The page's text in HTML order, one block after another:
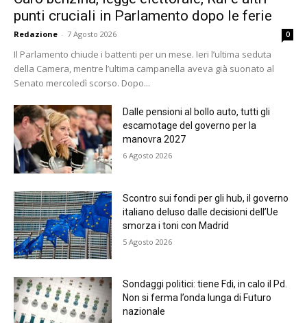
punti cruciali in Parlamento dopo le ferie
Redazione - 7 Agosto 2026 0
Il Parlamento chiude i battenti per un mese. Ieri l’ultima seduta
della Camera, mentre l’ultima campanella aveva già suonato al
Senato mercoledì scorso. Dopo...
Dalle pensioni al bollo auto, tutti gli
escamotage del governo per la
manovra 2027
6 Agosto 2026
Scontro sui fondi per gli hub, il governo
italiano deluso dalle decisioni dell’Ue
smorza i toni con Madrid
5 Agosto 2026
Sondaggi politici: tiene Fdi, in calo il Pd.
Non si ferma l’onda lunga di Futuro
nazionale